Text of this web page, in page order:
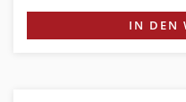
IN DEN